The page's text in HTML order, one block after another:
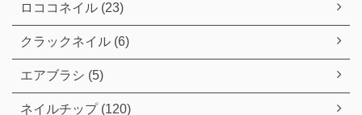
ロココネイル (23)
クラックネイル (6)
エアブラシ (5)
ネイルチップ (120)